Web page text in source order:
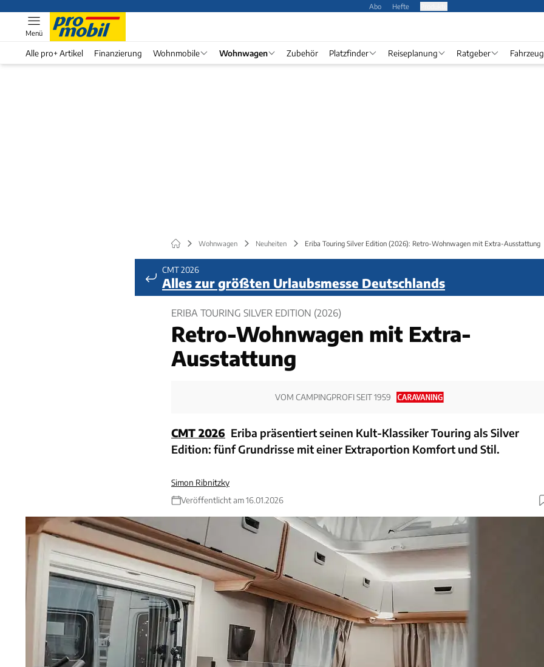
Abo Hefte
Menü
Alle pro+ Artikel Finanzierung Wohnmobile Wohnwagen Zubehör Platzfinder Reiseplanung Ratgeber
Wohnwagen Neuheiten Eriba Touring Silver Edition (2026): Retro-Wohnwagen mit Extra-Ausstattung
CMT 2026
Alles zur größten Urlaubsmesse Deutschlands
ERIBA TOURING SILVER EDITION (2026)
Retro-Wohnwagen mit Extra-
Ausstattung
VOM CAMPINGPROFI SEIT 1959
CMT 2026 Eriba präsentiert seinen Kult-Klassiker Touring als Silver
Edition: fünf Grundrisse mit einer Extraportion Komfort und Stil.
Simon Ribnitzky
Veröffentlicht am 16.01.2026